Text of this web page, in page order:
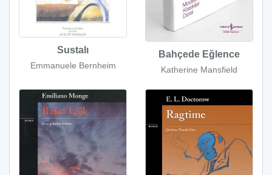
Sustalı
Emmanuele Bernheim
Bahçede Eğlence
Katherine Mansfield